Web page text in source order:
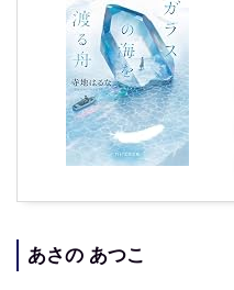
あさの あつこ